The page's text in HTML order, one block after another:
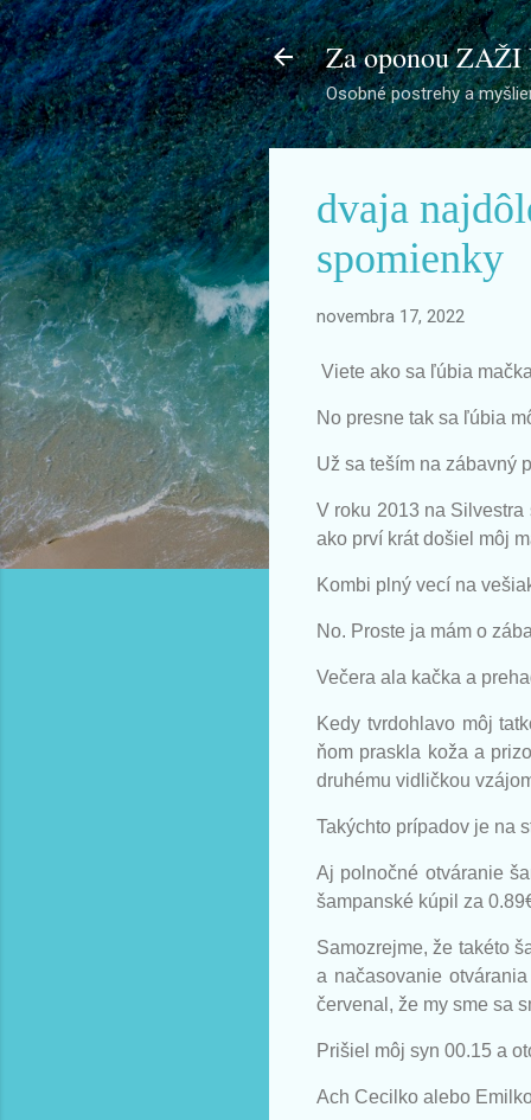
Za oponou
Osobné postrehy a
dvaja
spomienky
novembra 17, 2022
Viete ako sa ľúbia
No presne tak sa ľúbia
Už sa teším na zábavný
V roku 2013 na
ako prví krát došiel môj
Kombi plný vecí na
No. Proste ja mám o
Večera ala kačka a
Kedy tvrdohlavo môj
ňom praskla koža a
druhému vidličkou
Takýchto prípadov je na
Aj polnočné otváranie
šampanské kúpil za
Samozrejme, že takéto
a načasovanie
červenal, že my sme sa
Prišiel môj syn 00.15 a
Ach Cecilko alebo